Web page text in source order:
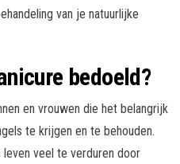
van je natuurlijke
bedoeld?
en vrouwen die het belangrijk
te krijgen en te behouden.
veel te verduren door